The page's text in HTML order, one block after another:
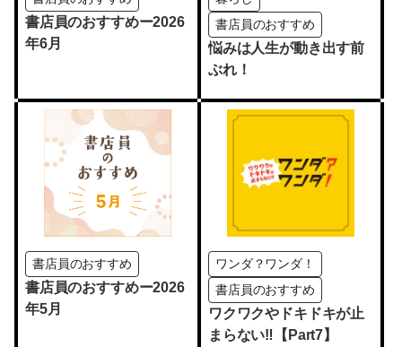
書店員のおすすめー2026
年6月
書店員のおすすめ
悩みは人生が動き出す前
ぶれ！
書店員のおすすめ
書店員のおすすめー2026
年5月
ワンダ？ワンダ！
書店員のおすすめ
ワクワクやドキドキが止
まらない‼【Part7】